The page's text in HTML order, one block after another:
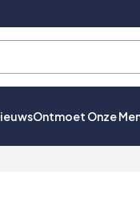
Ontmoet Onze